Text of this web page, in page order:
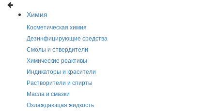
Химия
Косметическая химия
Дезинфицирующие средства
Смолы и отвердители
Химические реактивы
Индикаторы и красители
Растворители и спирты
Масла и смазки
Охлаждающая жидкость